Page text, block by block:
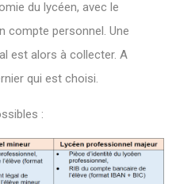
du lycéen, avec le
compte personnel. Une
est alors à collecter. A
qui est choisi.
: